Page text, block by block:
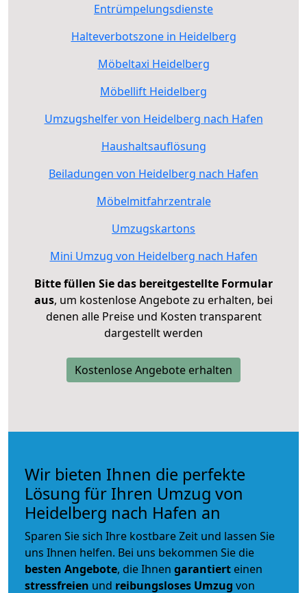
Entrümpelungsdienste
Halteverbotszone in Heidelberg
Möbeltaxi Heidelberg
Möbellift Heidelberg
Umzugshelfer von Heidelberg nach Hafen
Haushaltsauflösung
Beiladungen von Heidelberg nach Hafen
Möbelmitfahrzentrale
Umzugskartons
Mini Umzug von Heidelberg nach Hafen
Bitte füllen Sie das bereitgestellte Formular
aus, um kostenlose Angebote zu erhalten, bei
denen alle Preise und Kosten transparent
dargestellt werden
Kostenlose Angebote erhalten
Wir bieten Ihnen die perfekte
Lösung für Ihren Umzug von
Heidelberg nach Hafen an
Sparen Sie sich Ihre kostbare Zeit und lassen Sie
uns Ihnen helfen. Bei uns bekommen Sie die
besten Angebote, die Ihnen garantiert einen
stressfreien und reibungsloses Umzug von